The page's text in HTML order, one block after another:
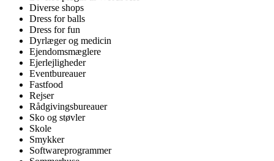
Diverse shops
Dress for balls
Dress for fun
Dyrlæger og medicin
Ejendomsmæglere
Ejerlejligheder
Eventbureauer
Fastfood
Rejser
Rådgivingsbureauer
Sko og støvler
Skole
Smykker
Softwareprogrammer